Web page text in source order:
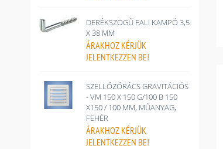
DERÉKSZÖGŰ FALI KAMPÓ 3,5
X 38 MM
ÁRAKHOZ KÉRJÜK
JELENTKEZZEN BE!
SZELLŐZŐRÁCS GRAVITÁCIÓS
- VM 150 X 150 G/100 B 150
X150 / 100 MM, MŰANYAG,
FEHÉR
ÁRAKHOZ KÉRJÜK
JELENTKEZZEN BE!